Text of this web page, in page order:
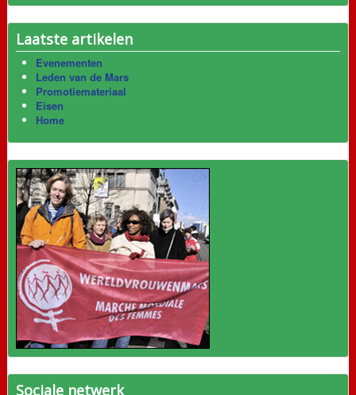
Laatste artikelen
Evenementen
Leden van de Mars
Promotiemateriaal
Eisen
Home
Sociale netwerk